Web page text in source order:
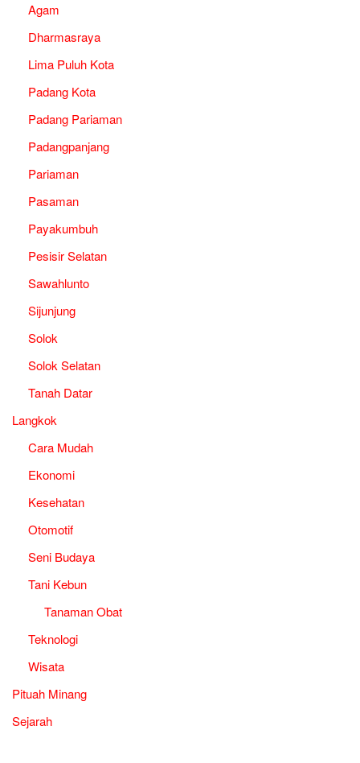
Agam
Dharmasraya
Lima Puluh Kota
Padang Kota
Padang Pariaman
Padangpanjang
Pariaman
Pasaman
Payakumbuh
Pesisir Selatan
Sawahlunto
Sijunjung
Solok
Solok Selatan
Tanah Datar
Langkok
Cara Mudah
Ekonomi
Kesehatan
Otomotif
Seni Budaya
Tani Kebun
Tanaman Obat
Teknologi
Wisata
Pituah Minang
Sejarah